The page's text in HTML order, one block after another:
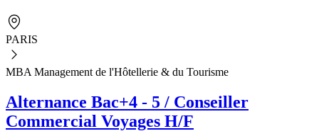
PARIS
MBA Management de l'Hôtellerie & du Tourisme
Alternance Bac+4 - 5 / Conseiller
Commercial Voyages H/F